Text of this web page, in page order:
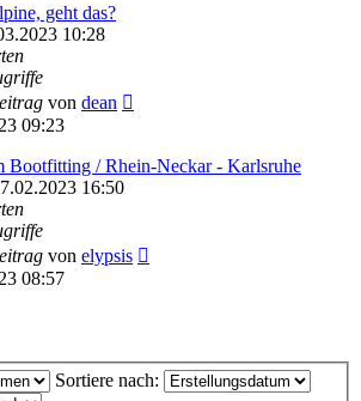
geht das?
10:28
von dean
09:23
Bootfitting / Rhein-Neckar - Karlsruhe
16:50
von elypsis
08:57
Sortiere nach: